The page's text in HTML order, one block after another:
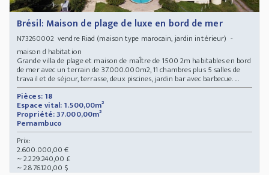
Brésil: Maison de plage de luxe en bord de mer
N73260002vendre Riad (maison type marocain, jardin intérieur) -
maison d habitation
Grande villa de plage et maison de maÎtre de 1500 2m habitables en bord
de mer avec un terrain de 37.000.000m2, 11 chambres plus 5 salles de
travail et de séjour, terrasse, deux piscines, jardin bar avec barbecue. ...
Pièces: 18
Espace vital: 1.500,00m²
Propriété: 37.000,00m²
Pernambuco
Prix:
2.600.000,00 €
~ 2.229.240,00 £
~ 2.876.120,00 $